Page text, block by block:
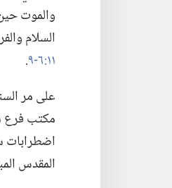
والموت
السلام
١١:‏٦-‏٩
‏.‏
على مر
مكتب فرع
اضطرابات
المقدس